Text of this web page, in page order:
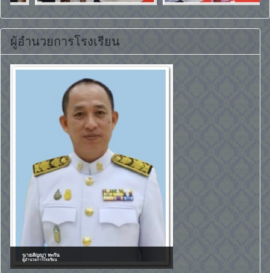
ผู้อำนวยการโรงเรียน
นายสัญญา ทะกัน
ผู้อำนวยการโรงเรียน